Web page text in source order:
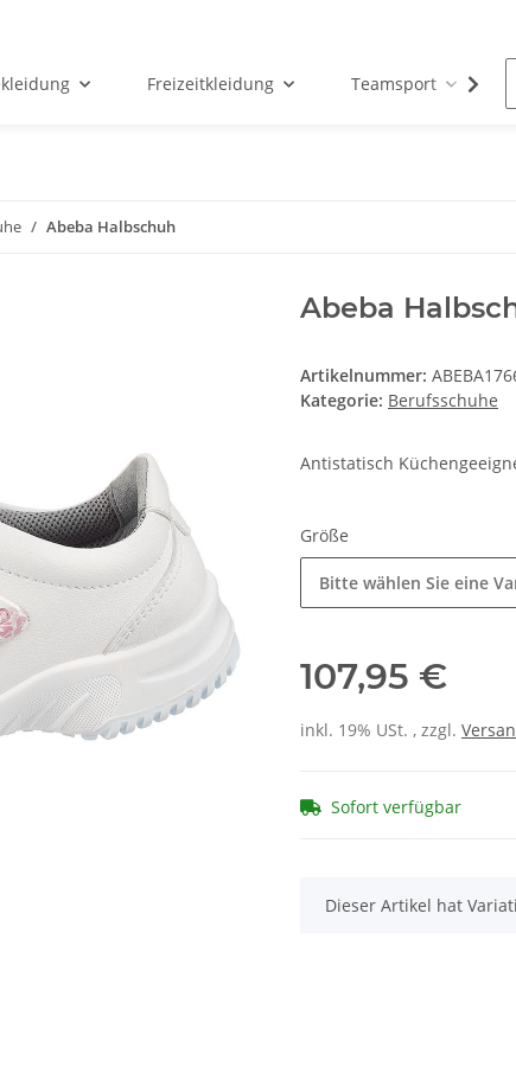
Freizeitkleidung Teamsport
Abeba Halbschuh
Abeba
Artikelnummer:
Kategorie: Berufsschuhe
Antistatisch
Größe
Bitte wählen Sie eine
107,95 €
inkl. 19% USt. , zzgl.
Sofort verfügbar
x
Dieser Artikel hat